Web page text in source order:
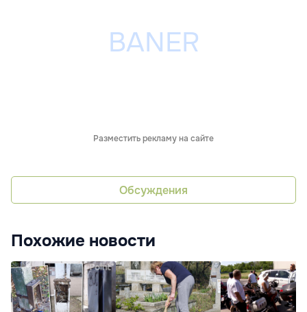
Разместить рекламу на сайте
Обсуждения
Похожие новости